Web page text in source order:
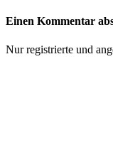
Einen Kommentar
Nur registrierte und